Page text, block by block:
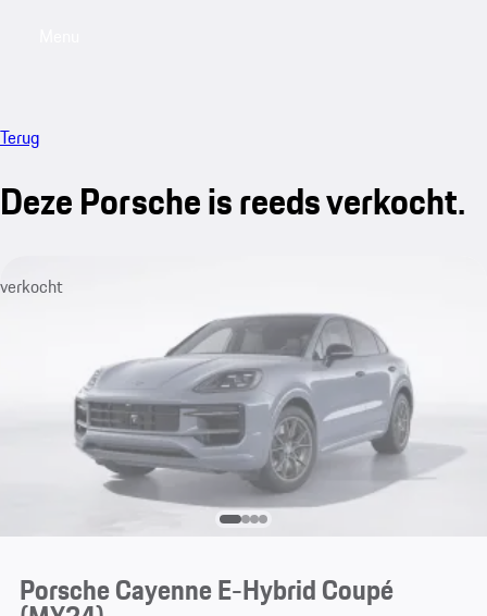
Terug
Deze Porsche is reeds verkocht.
verkocht
Porsche Cayenne E-Hybrid Coupé